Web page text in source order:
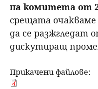
на комитета от
срещата
да се разжгледат
дискутиращ
Прикачени файлове: